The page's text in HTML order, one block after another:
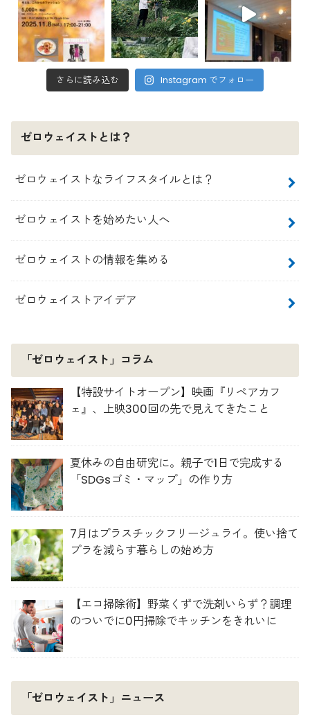
さらに読み込む Instagram でフォロー
ゼロウェイストとは？
ゼロウェイストなライフスタイルとは？
ゼロウェイストを始めたい人へ
ゼロウェイストの情報を集める
ゼロウェイストアイデア
「ゼロウェイスト」コラム
【特設サイトオープン】映画『リペアカフ
ェ』、上映300回の先で見えてきたこと
夏休みの自由研究に。親子で1日で完成する
「SDGsゴミ・マップ」の作り方
7月はプラスチックフリージュライ。使い捨て
プラを減らす暮らしの始め方
【エコ掃除術】野菜くずで洗剤いらず？調理
のついでに0円掃除でキッチンをきれいに
「ゼロウェイスト」ニュース